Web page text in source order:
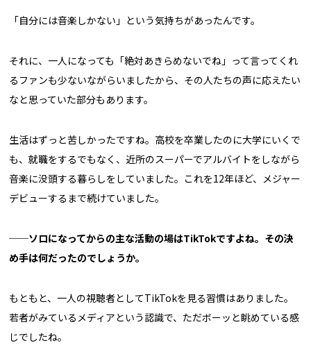
「自分には音楽しかない」という気持ちがあったんです。
それに、一人になっても「絶対あきらめないでね」って言ってくれ
るファンも少ないながらいましたから、その人たちの声に応えたい
なと思っていた部分もあります。
生活はずっと苦しかったですね。高校を卒業したのに大学にいくで
も、就職をするでもなく、近所のスーパーでアルバイトをしながら
音楽に没頭する暮らしをしていました。これを12年ほど、メジャー
デビューするまで続けていました。
──ソロになってからの主な活動の場はTikTokですよね。その決
め手は何だったのでしょうか。
もともと、一人の視聴者としてTikTokを見る習慣はありました。
若者がみているメディアという認識で、ただボーッと眺めている感
じでしたね。